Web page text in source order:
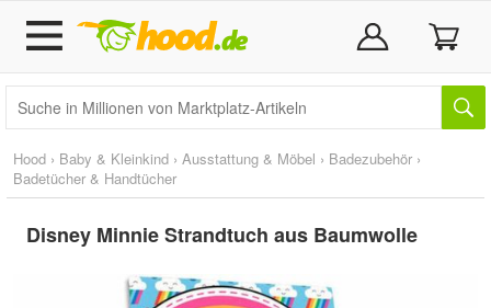
Hood › Baby & Kleinkind › Ausstattung & Möbel › Badezubehör ›
Badetücher & Handtücher
Disney Minnie Strandtuch aus Baumwolle